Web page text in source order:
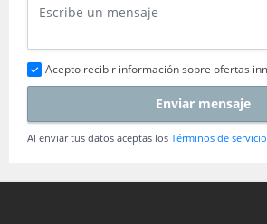
Acepto recibir información sobre ofertas
Enviar mensaje
Al enviar tus datos aceptas los Términos de